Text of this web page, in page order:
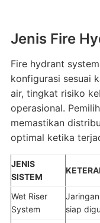
Jenis Fire
Fire hydrant
konfigurasi sesuai
air, tingkat risiko
operasional.
memastikan
optimal ketika
JENIS
SISTEM
Wet Riser
System
siap